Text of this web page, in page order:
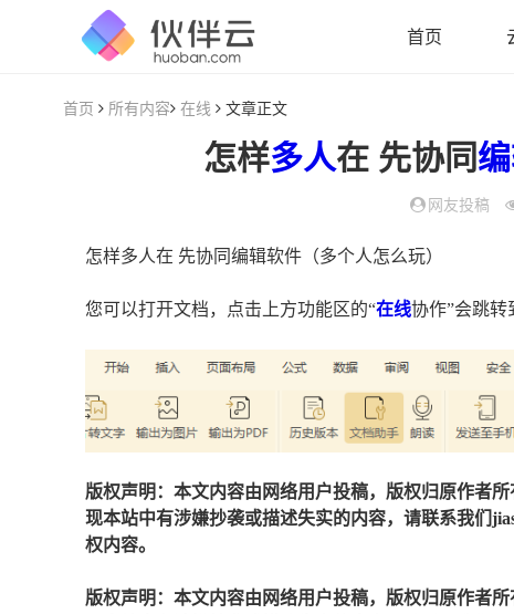
首页
首页 所有内容 在线 文章正文
怎样多人在 先协同
网友投稿
怎样多人在 先协同编辑软件（多个人怎么玩）
您可以打开文档，点击上方功能区的“在线协作”会跳转
版权声明：本文内容由网络用户投稿，版权归原作者
现本站中有涉嫌抄袭或描述失实的内容，请联系我们
权内容。
版权声明：本文内容由网络用户投稿，版权归原作者